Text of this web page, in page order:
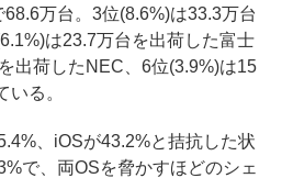
万台。3位(8.6%)は33.3万台
は23.7万台を出荷した富士
出荷したNEC、6位(3.9%)は15
る。
、iOSが43.2%と拮抗した状
で、両OSを脅かすほどのシェ